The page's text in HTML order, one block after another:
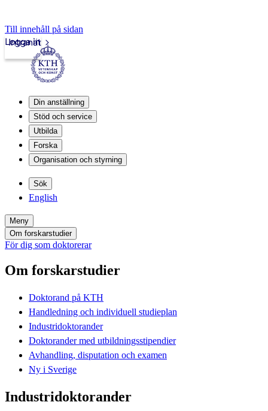
Till innehåll på sidan
Intranät
Logga in
Din anställning
Stöd och service
Utbilda
Forska
Organisation och styrning
Sök
English
Meny
Om forskarstudier
För dig som doktorerar
Om forskarstudier
Doktorand på KTH
Handledning och individuell studieplan
Industridoktorander
Doktorander med utbildningsstipendier
Avhandling, disputation och examen
Ny i Sverige
Industridoktorander